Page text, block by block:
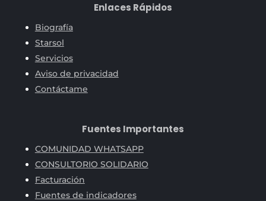
Enlaces Rápidos
Biografía
Starsol
Servicios
Aviso de privacidad
Contáctame
Fuentes Importantes
COMUNIDAD WHATSAPP
CONSULTORIO SOLIDARIO
Facturación
Fuentes de indicadores